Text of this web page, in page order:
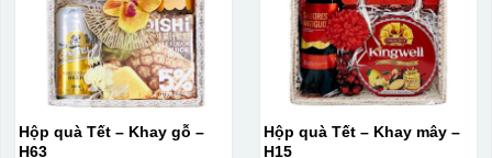
Hộp quà Tết – Khay gỗ –
H63
Hộp quà Tết – Khay mây –
H15